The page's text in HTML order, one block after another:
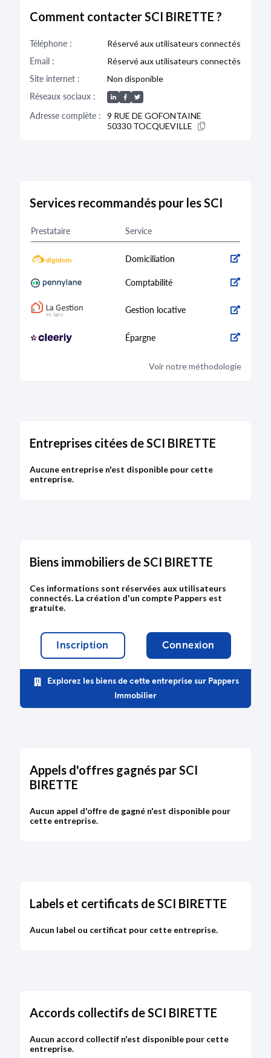
Comment contacter SCI BIRETTE ?
Téléphone :
Réservé aux utilisateurs connectés
Email :
Réservé aux utilisateurs connectés
Site internet :
Non disponible
Réseaux sociaux :
Adresse complète :
9 RUE DE GOFONTAINE
50330 TOCQUEVILLE
Services recommandés pour les SCI
Prestataire Service
Domiciliation
Comptabilité
Gestion locative
Épargne
Voir notre méthodologie
Entreprises citées de SCI BIRETTE
Aucune entreprise n'est disponible pour cette
entreprise.
Biens immobiliers de SCI BIRETTE
Ces informations sont réservées aux utilisateurs
connectés. La création d'un compte Pappers est
gratuite.
Inscription Connexion
Explorez les biens de cette entreprise sur Pappers
Immobilier
Appels d'offres gagnés par SCI
BIRETTE
Aucun appel d'offre de gagné n'est disponible pour
cette entreprise.
Labels et certificats de SCI BIRETTE
Aucun label ou certificat pour cette entreprise.
Accords collectifs de SCI BIRETTE
Aucun accord collectif n'est disponible pour cette
entreprise.